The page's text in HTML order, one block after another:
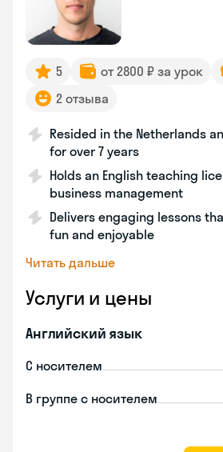
5 от 2800 ₽ за урок
2 отзыва
Resided in the Netherlands
for over 7 years
Holds an English teaching
business management
Delivers engaging lessons
fun and enjoyable
Читать дальше
Услуги и цены
Английский язык
С носителем
В группе с носителем